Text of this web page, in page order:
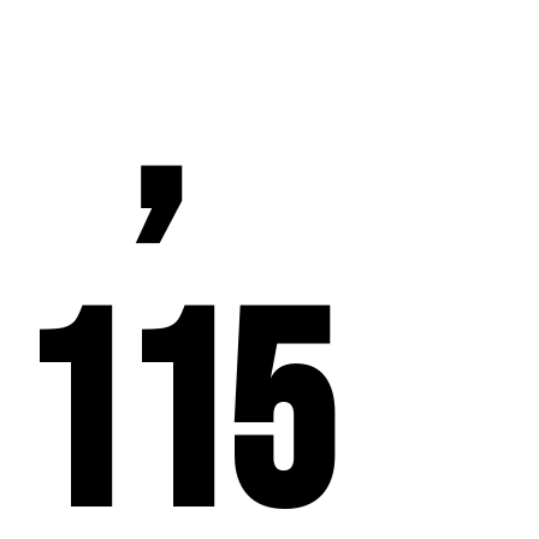
，
115